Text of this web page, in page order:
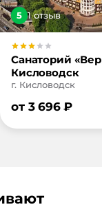
5 1отзыв
Санаторий
Кисловодск
г. Кисловодск
от 3 696₽